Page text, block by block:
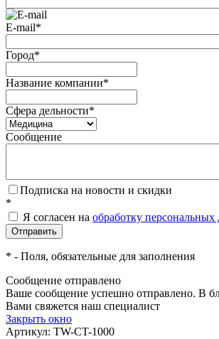
E-mail*
Город*
Название компании*
Сфера дельности*
Сообщение
Подписка на новости и скидки
*
Я согласен на обработку
* - Поля, обязательные для заполнения
Сообщение отправлено
Ваше сообщение успешно отправлено. В
Вами свяжется наш специалист
Закрыть окно
Артикул: TW-CT-1000